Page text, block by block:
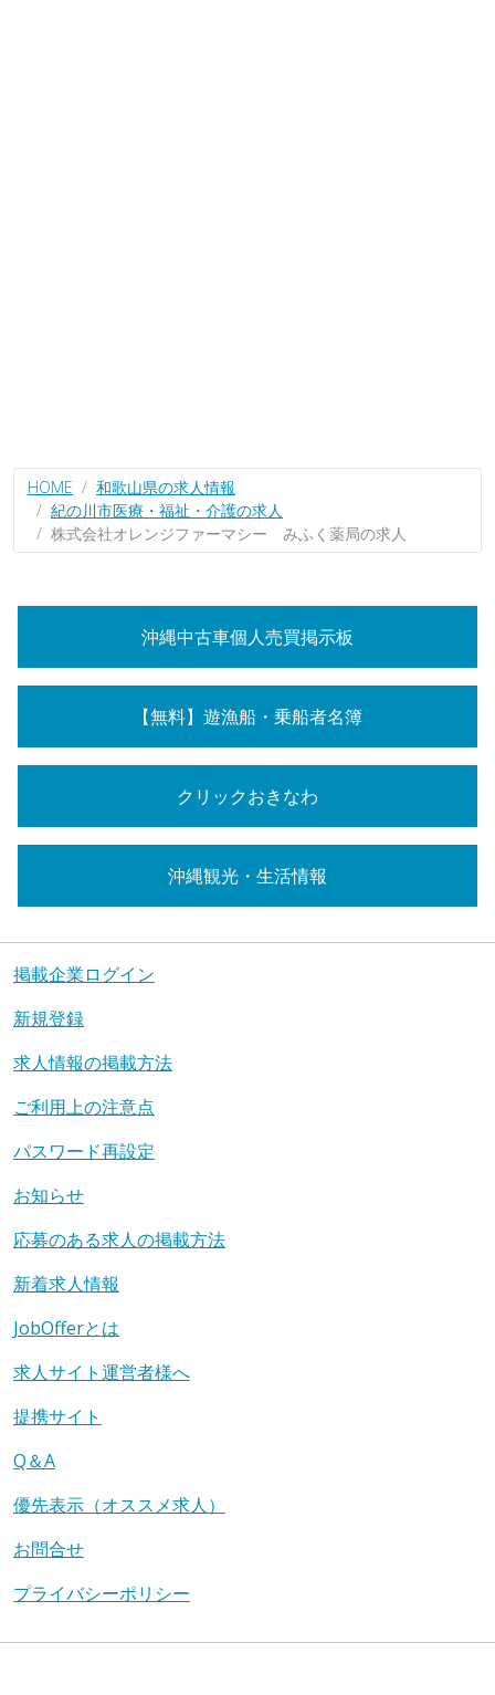
HOME
和歌山県の求人情報
紀の川市医療・福祉・介護の求人
株式会社オレンジファーマシー みふく薬局の求人
沖縄中古車個人売買掲示板
【無料】遊漁船・乗船者名簿
クリックおきなわ
沖縄観光・生活情報
掲載企業ログイン
新規登録
求人情報の掲載方法
ご利用上の注意点
パスワード再設定
お知らせ
応募のある求人の掲載方法
新着求人情報
JobOfferとは
求人サイト運営者様へ
提携サイト
Q＆A
優先表示（オススメ求人）
お問合せ
プライバシーポリシー